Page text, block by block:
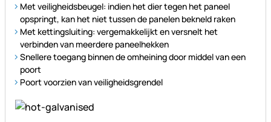
Met veiligheidsbeugel: indien het dier tegen het paneel
opspringt, kan het niet tussen de panelen bekneld raken
Met kettingsluiting: vergemakkelijkt en versnelt het
verbinden van meerdere paneelhekken
Snellere toegang binnen de omheining door middel van een
poort
Poort voorzien van veiligheidsgrendel